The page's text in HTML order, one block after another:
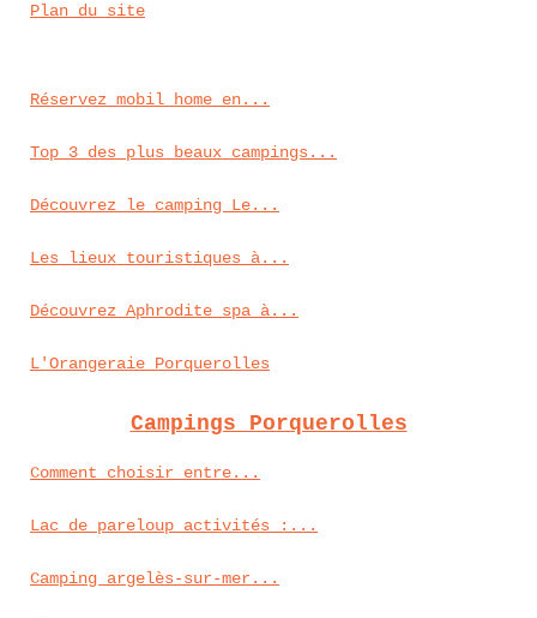
Plan du site
Réservez mobil home en...
Top 3 des plus beaux campings...
Découvrez le camping Le...
Les lieux touristiques à...
Découvrez Aphrodite spa à...
L'Orangeraie Porquerolles
Campings Porquerolles
Comment choisir entre...
Lac de pareloup activités :...
Camping argelès-sur-mer...